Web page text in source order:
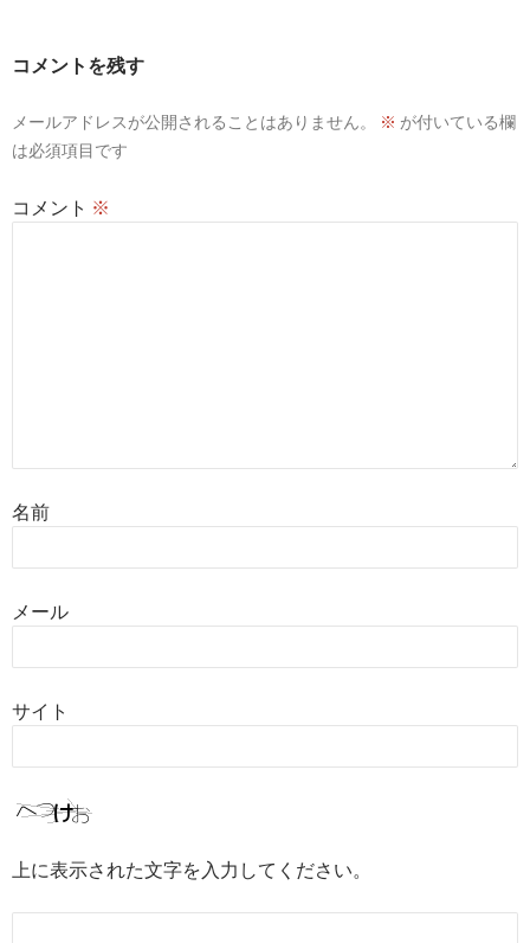
シ
ン
コメントを残す
メールアドレスが公開されることはありません。 ※ が付いている欄
は必須項目です
コメント ※
名前
メール
サイト
上に表示された文字を入力してください。